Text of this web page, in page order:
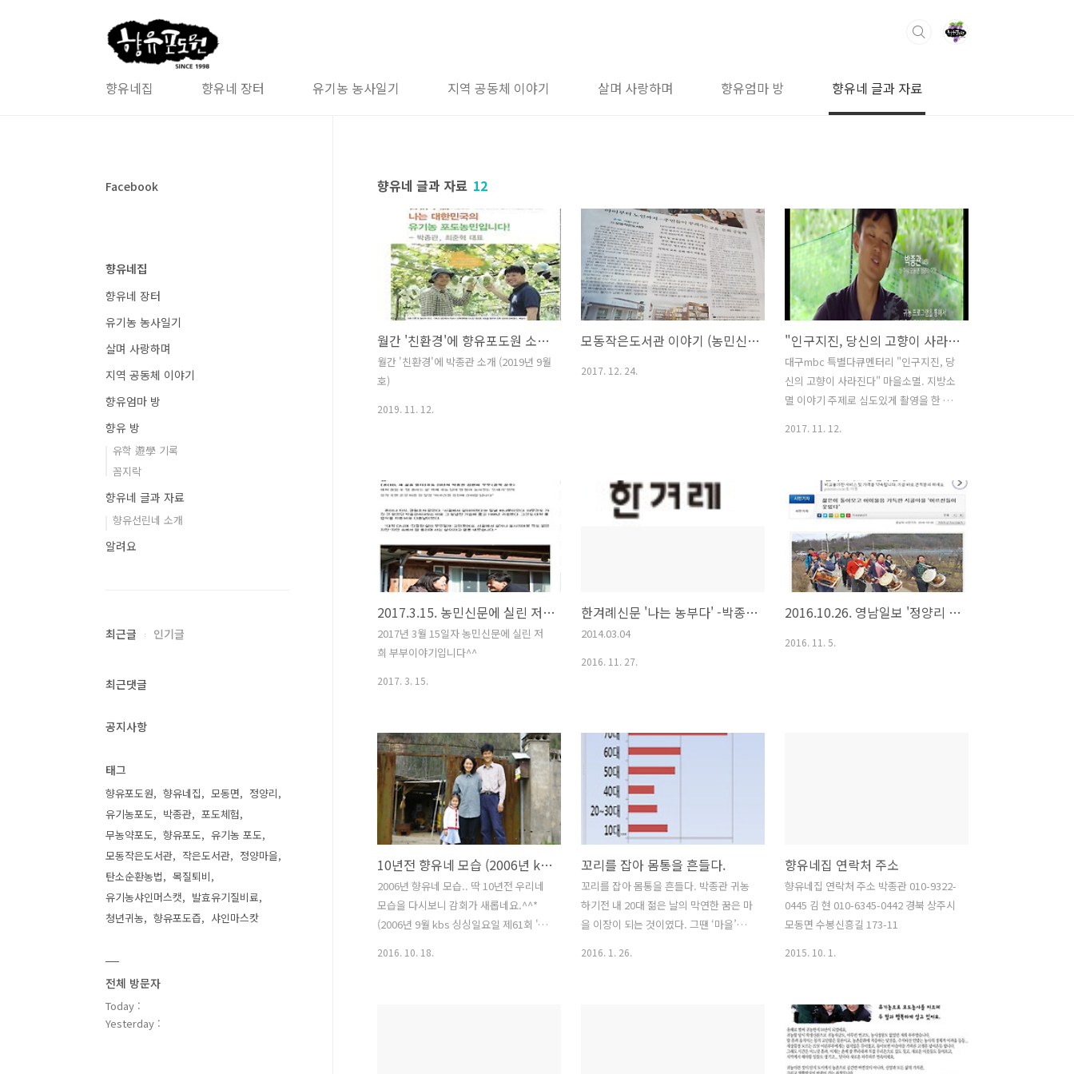
향유네집 향유네 장터 유기농 농사일기 지역 공동체 이야기 살며 사랑하며 향유엄마 방 향유네 글과 자료
향유네 글과 자료 12
월간 '친환경'에 향유포도원 소개 (2019.9)
월간 '친환경'에 박종관 소개 (2019년 9월
호)
2019. 11. 12.
모동작은도서관 이야기 (농민신문 2017년.12.20)
2017. 12. 24.
"인구지진, 당신의 고향이 사라진다"
대구mbc 특별다큐멘터리 "인구지진, 당
신의 고향이 사라진다" 마을소멸. 지방소
멸 이야기 주제로 심도있게 촬영을 한 다
^^ https://youtu.be/QStOW4NKstU
https://youtu.be/QStOW4NKstU 유
튜브에서 인구지진 시청가능합니다.
2017. 11. 12.
2017.3.15. 농민신문에 실린 저희 부부이야기입니다^^
2017년 3월 15일자 농민신문에 실린 저
희 부부이야기입니다^^
2017. 3. 15.
한겨례신문 '나는 농부다' -박종관.김현부부
2014.03.04
2016. 11. 27.
2016.10.26. 영남일보 '정양리 이야기'
2016. 11. 5.
10년전 향유네 모습 (2006년 kbs 싱싱일요일 방송)
2006년 향유네 모습.. 딱 10년전 우리네
모습을 다시보니 감회가 새롭네요.^^*
(2006년 9월 kbs 싱싱일요일 제61회 '포
2016. 10. 18.
꼬리를 잡아 몸통을 흔들다.
꼬리를 잡아 몸통을 흔들다. 박종관 귀농
하기전 내 20대 젊은 날의 막연한 꿈은 마
을 이장이 되는 것이였다. 그땐 ‘마을’이
2016. 1. 26.
향유네집 연락처 주소
향유네집 연락처 주소 박종관 010-9322-
0445 김 현 010-6345-0442 경북 상주시
모동면 수봉신흥길 173-11
2015. 10. 1.
Facebook
향유네집
향유네 장터
유기농 농사일기
살며 사랑하며
지역 공동체 이야기
향유엄마 방
향유 방
유학 遊學 기록
꼼지락
향유네 글과 자료
향유선린네 소개
알려요
최근글 인기글
최근댓글
공지사항
태그
향유포도원 향유네집 모동면
정양리
유기농포도
박종관
포도체험
무농약포도
향유포도
유기농 포도
모동작은도서관
작은도서관
정양마을
탄소순환농법
목질퇴비
유기농샤인머스캣
발효유기질비료
청년귀농
향유포도즙 샤인마스캇
전체 방문자
Today :
Yesterday :